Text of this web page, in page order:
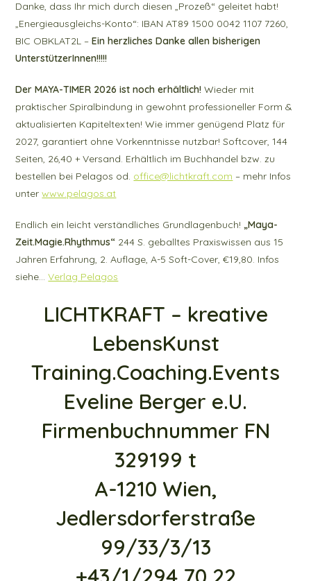
Danke, dass Ihr mich durch diesen „Prozeß“ geleitet habt!
„Energieausgleichs-Konto“: IBAN AT89 1500 0042 1107 7260,
BIC OBKLAT2L –Ein herzliches Danke allen bisherigen
UnterstützerInnen!!!!!
Der MAYA-TIMER 2026 ist noch erhältlich! Wieder mit
praktischer Spiralbindung in gewohnt professioneller Form &
aktualisierten Kapiteltexten! Wie immer genügend Platz für
2027, garantiert ohne Vorkenntnisse nutzbar! Softcover, 144
Seiten, 26,40 + Versand. Erhältlich im Buchhandel bzw. zu
bestellen bei Pelagos od. office@lichtkraft.com – mehr Infos
unterwww.pelagos.at
Endlich ein leicht verständliches Grundlagenbuch! „Maya-
Zeit.Magie.Rhythmus“ 244 S. geballtes Praxiswissen aus 15
Jahren Erfahrung, 2. Auflage, A-5 Soft-Cover, €19,80. Infos
siehe…Verlag Pelagos
LICHTKRAFT – kreative
LebensKunst
Training.Coaching.Events
Eveline Berger e.U.
Firmenbuchnummer FN
329199 t
A-1210 Wien,
Jedlersdorferstraße
99/33/3/13